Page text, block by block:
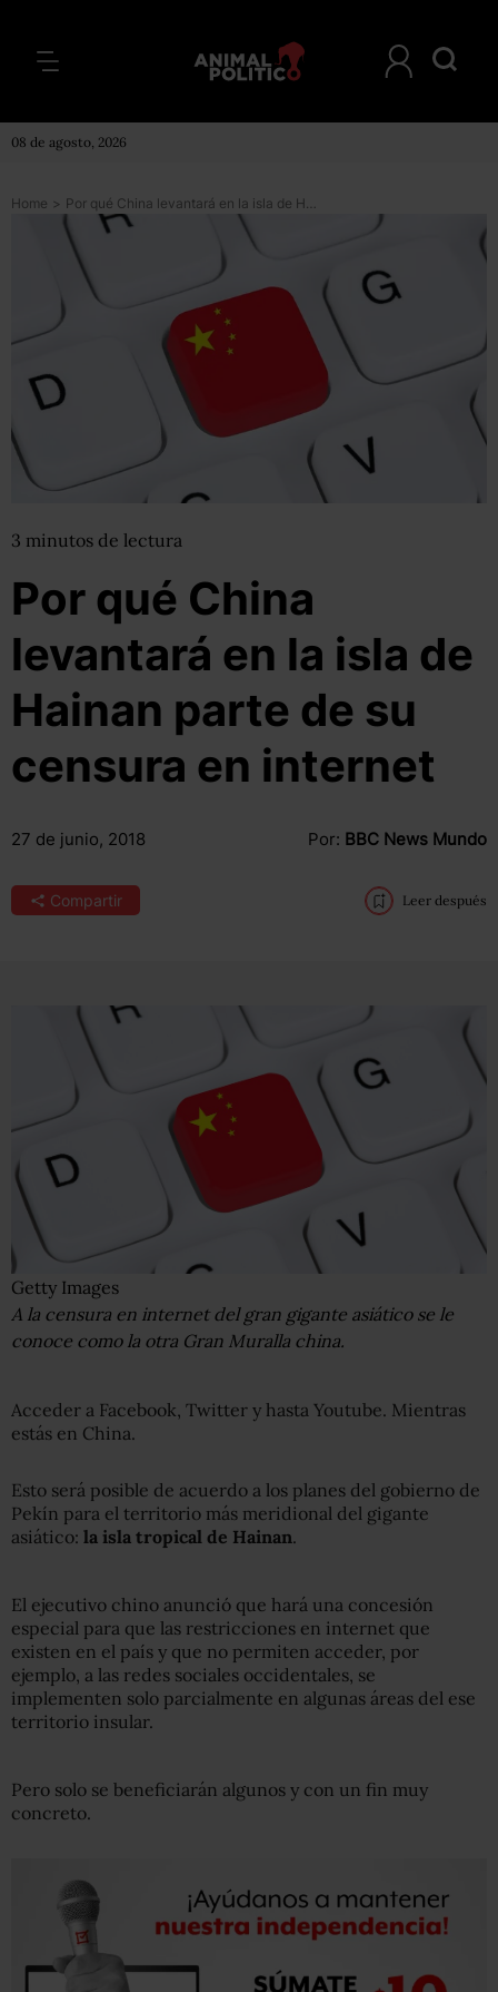
08 de agosto, 2026
Home > Por qué China levantará en la isla de Hainan parte de su censura en internet
3 minutos de lectura
Por qué China
levantará en la isla de
Hainan parte de su
censura en internet
27 de junio, 2018 Por: BBC News Mundo
Compartir Leer después
Getty Images
A la censura en internet del gran gigante asiático se le
conoce como la otra Gran Muralla china.
Acceder a Facebook, Twitter y hasta Youtube. Mientras
estás en China.
Esto será posible de acuerdo a los planes del gobierno de
Pekín para el territorio más meridional del gigante
asiático: la isla tropical de Hainan.
El ejecutivo chino anunció que hará una concesión
especial para que las restricciones en internet que
existen en el país y que no permiten acceder, por
ejemplo, a las redes sociales occidentales, se
implementen solo parcialmente en algunas áreas del ese
territorio insular.
Pero solo se beneficiarán algunos y con un fin muy
concreto.